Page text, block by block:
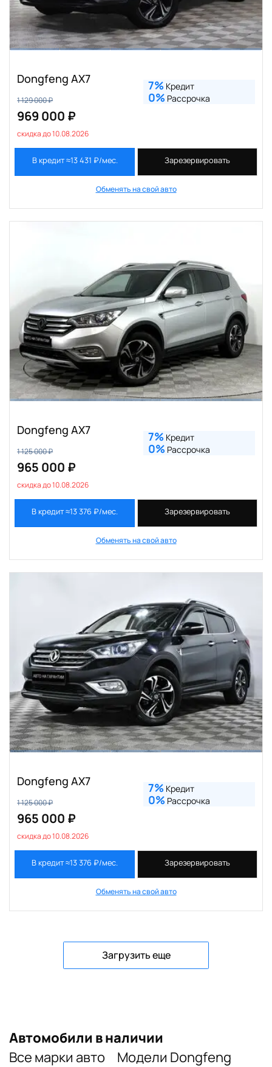
Dongfeng AX7
1 129 000 ₽
969 000 ₽
скидка до 10.08.2026
7% Кредит
0% Рассрочка
В кредит ≈13 431 ₽/мес. Зарезервировать
Обменять на свой авто
Dongfeng AX7
1 125 000 ₽
965 000 ₽
скидка до 10.08.2026
7% Кредит
0% Рассрочка
В кредит ≈13 376 ₽/мес. Зарезервировать
Обменять на свой авто
Dongfeng AX7
1 125 000 ₽
965 000 ₽
скидка до 10.08.2026
7% Кредит
0% Рассрочка
В кредит ≈13 376 ₽/мес. Зарезервировать
Обменять на свой авто
Загрузить еще
Автомобили в наличии
Все марки авто
Модели Dongfeng